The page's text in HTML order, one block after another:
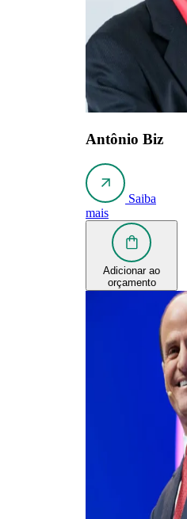
Antônio Biz
Saiba
mais
Adicionar ao
orçamento